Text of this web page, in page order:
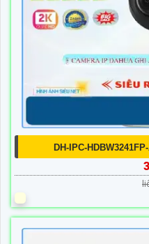
DH-IPC-